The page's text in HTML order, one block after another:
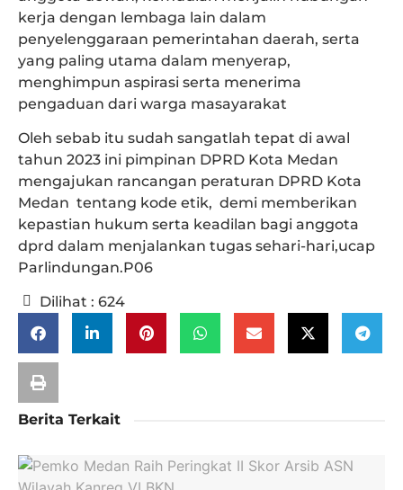
kerja dengan lembaga lain dalam
penyelenggaraan pemerintahan daerah, serta
yang paling utama dalam menyerap,
menghimpun aspirasi serta menerima
pengaduan dari warga masayarakat
Oleh sebab itu sudah sangatlah tepat di awal
tahun 2023 ini pimpinan DPRD Kota Medan
mengajukan rancangan peraturan DPRD Kota
Medan tentang kode etik, demi memberikan
kepastian hukum serta keadilan bagi anggota
dprd dalam menjalankan tugas sehari-hari,ucap
Parlindungan.P06
Dilihat : 624
Berita Terkait